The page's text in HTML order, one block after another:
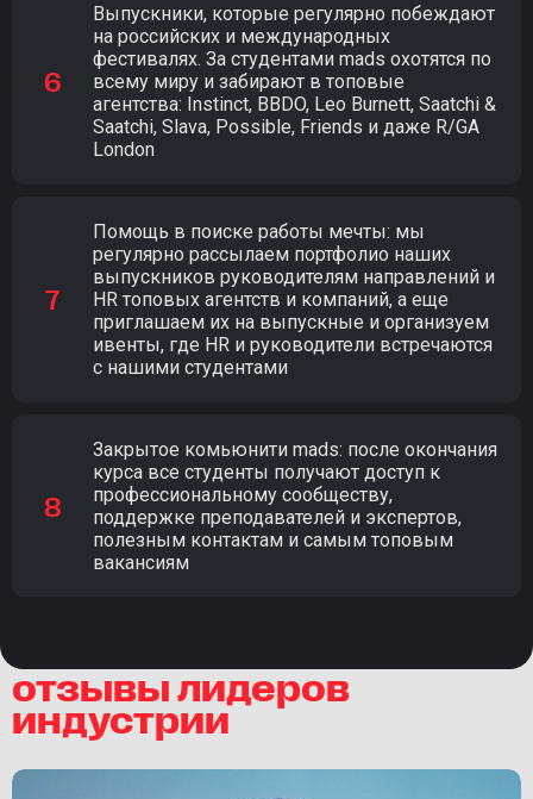
Выпускники, которые регулярно побеждают
на российских и международных
фестивалях. За студентами mads охотятся по
всему миру и забирают в топовые
агентства: Instinct, BBDO, Leo Burnett, Saatchi &
Saatchi, Slava, Possible, Friends и даже R/GA
London
Помощь в поиске работы мечты: мы
регулярно рассылаем портфолио наших
выпускников руководителям направлений и
HR топовых агентств и компаний, а еще
приглашаем их на выпускные и организуем
ивенты, где HR и руководители встречаются
с нашими студентами
Закрытое комьюнити mads: после окончания
курса все студенты получают доступ к
профессиональному сообществу,
поддержке преподавателей и экспертов,
полезным контактам и самым топовым
вакансиям
отзывы лидеров
индустрии